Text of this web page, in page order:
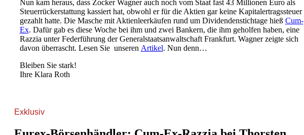
Nun kam heraus, dass Zocker Wagner auch noch vom Staat fast 43 Millionen Euro als
Steuerrückerstattung kassiert hat, obwohl er für die Aktien gar keine Kapitalertragssteuer
gezahlt hatte. Die Masche mit Aktienleerkäufen rund um Dividendenstichtage hieß Cum-
Ex. Dafür gab es diese Woche bei ihm und zwei Bankern, die ihm geholfen haben, eine
Razzia unter Federführung der Generalstaatsanwaltschaft Frankfurt. Wagner zeigte sich
davon überrascht. Lesen Sie unseren Artikel. Nun denn…
Bleiben Sie stark!
Ihre Klara Roth
Exklusiv